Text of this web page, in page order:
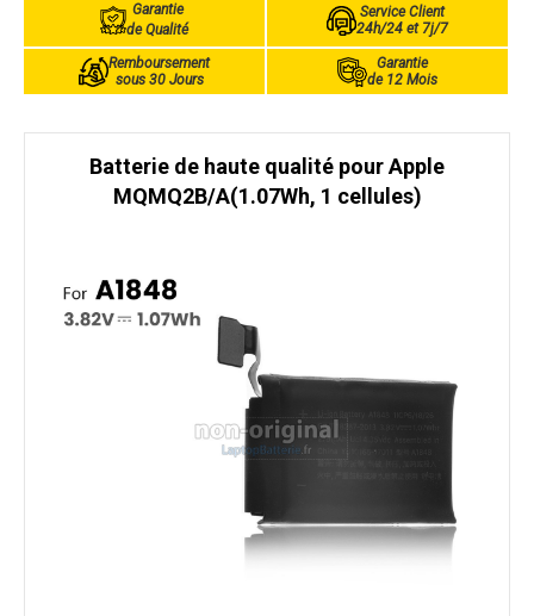
Garantie
de Qualité
Service Client
24h/24 et 7j/7
Remboursement
sous 30 Jours
Garantie
de 12 Mois
Batterie de haute qualité pour Apple
MQMQ2B/A(1.07Wh, 1 cellules)